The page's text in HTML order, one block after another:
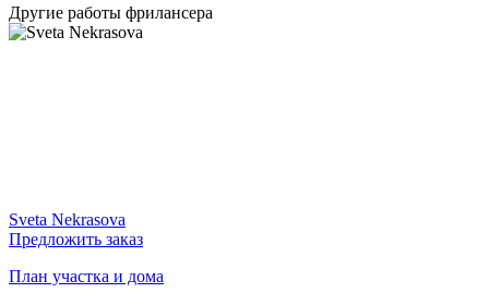
Другие работы фрилансера
Sveta Nekrasova
Предложить заказ
План участка и дома